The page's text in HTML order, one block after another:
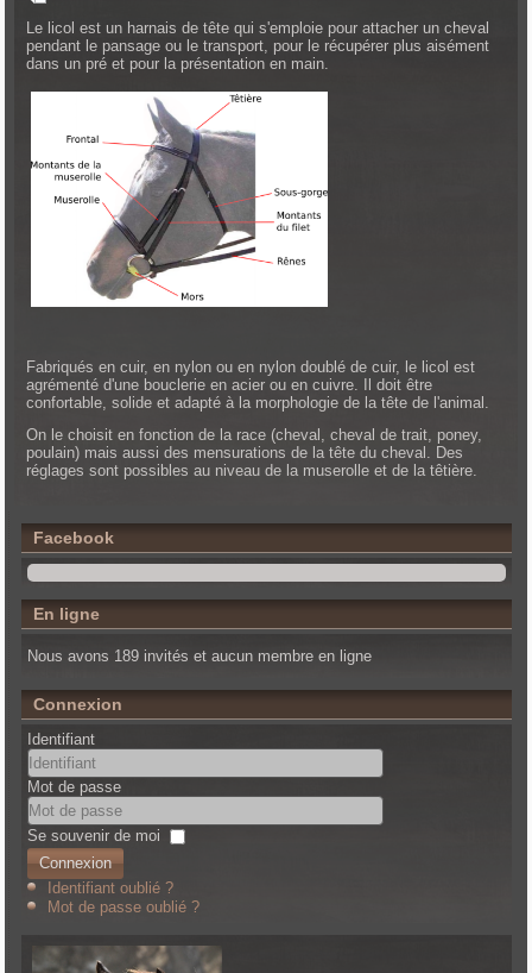
Le licol est un harnais de tête qui s'emploie pour attacher un cheval
pendant le pansage ou le transport, pour le récupérer plus aisément
dans un pré et pour la présentation en main.
Fabriqués en cuir, en nylon ou en nylon doublé de cuir, le licol est
agrémenté d'une bouclerie en acier ou en cuivre. Il doit être
confortable, solide et adapté à la morphologie de la tête de l'animal.
On le choisit en fonction de la race (cheval, cheval de trait, poney,
poulain) mais aussi des mensurations de la tête du cheval. Des
réglages sont possibles au niveau de la muserolle et de la têtière.
Facebook
En ligne
Nous avons 189 invités et aucun membre en ligne
Connexion
Identifiant
Mot de passe
Se souvenir de moi
Connexion
Identifiant oublié ?
Mot de passe oublié ?